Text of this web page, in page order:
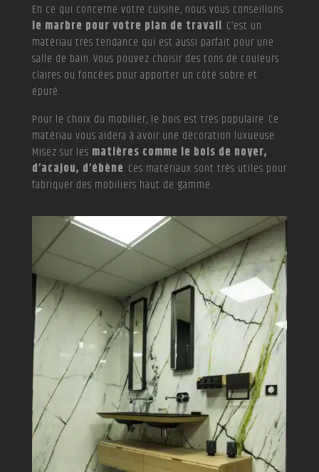
En ce qui concerne votre cuisine, nous vous conseillons
le marbre pour votre plan de travail. C’est un
matériau très tendance qui est aussi parfait pour une
salle de bain. Vous pouvez choisir des tons de couleurs
claires ou foncées pour apporter un côté sobre et
épuré.
Pour le choix du mobilier, le bois est très populaire. Ce
matériau vous aidera à avoir une décoration luxueuse.
Misez sur les matières comme le bois de noyer,
d’acajou, d’ébène. Ces matériaux sont très utiles pour
fabriquer des mobiliers haut de gamme.